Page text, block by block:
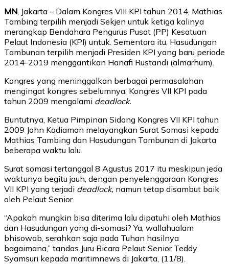
MN , Jakarta – Dalam Kongres VIII KPI tahun 2014, Mathias
Tambing terpilih menjadi Sekjen untuk ketiga kalinya
merangkap Bendahara Pengurus Pusat (PP) Kesatuan
Pelaut Indonesia (KPI) untuk. Sementara itu, Hasudungan
Tambunan terpilih menjadi Presiden KPI yang baru periode
2014-2019 menggantikan Hanafi Rustandi (almarhum).
Kongres yang meninggalkan berbagai permasalahan
mengingat kongres sebelumnya, Kongres VII KPI pada
tahun 2009 mengalami deadlock.
Buntutnya, Ketua Pimpinan Sidang Kongres VII KPI tahun
2009 John Kadiaman melayangkan Surat Somasi kepada
Mathias Tambing dan Hasudungan Tambunan di Jakarta
beberapa waktu lalu.
Surat somasi tertanggal 8 Agustus 2017 itu meskipun jeda
waktunya begitu jauh, dengan penyelenggaraan Kongres
VII KPI yang terjadi deadlock, namun tetap disambut baik
oleh Pelaut Senior.
“Apakah mungkin bisa diterima lalu dipatuhi oleh Mathias
dan Hasudungan yang di-somasi? Ya, wallahualam
bhisowab, serahkan saja pada Tuhan hasilnya
bagaimana,” tandas Juru Bicara Pelaut Senior Teddy
Syamsuri kepada maritimnews di Jakarta, (11/8).